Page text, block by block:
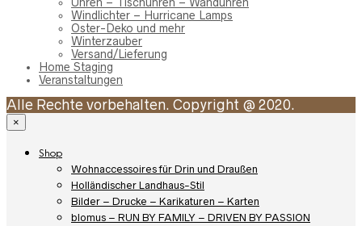
Windlichter – Hurricane Lamps
Oster-Deko und mehr
Winterzauber
Versand/Lieferung
Home Staging
Veranstaltungen
Alle Rechte vorbehalten. Copyright @ 2020.
×
Shop
Wohnaccessoires für Drin und Draußen
Holländischer Landhaus-Stil
Bilder – Drucke – Karikaturen – Karten
blomus – RUN BY FAMILY – DRIVEN BY PASSION